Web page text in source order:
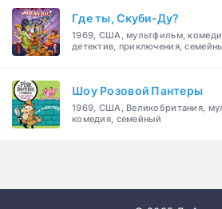
Где ты, Скуби-Ду?
1969, США, мультфильм,
детектив, приключения,
Шоу Розовой Пантеры
1969, США, Великобритания,
комедия, семейный